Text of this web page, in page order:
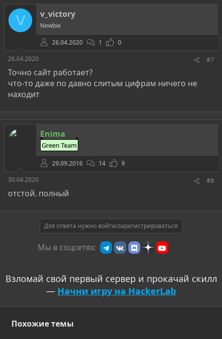
V v_victory
Newbie
26.04.2020
1
0
26.04.2020
#7
Точно сайт работает?
что-то даже по давно слитым цифрам ничего не
находит
Enima
Green Team
29.09.2016 14
9
30.04.2020
#8
отстой. полный
Для ответа нужно войти/зарегистрироваться
Мы в соцсетях:
Взломай свой первый сервер и прокачай скилл
— Начни игру на HackerLab
Похожие темы